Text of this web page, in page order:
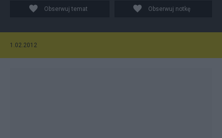
Obserwuj temat Obserwuj notkę
1.02.2012